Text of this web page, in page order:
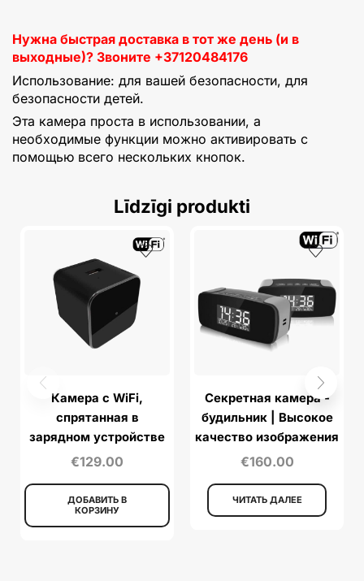
Нужна быстрая доставка в тот же день (и в
выходные)? Звоните +37120484176
Использование: для вашей безопасности, для
безопасности детей.
Эта камера проста в использовании, а
необходимые функции можно активировать с
помощью всего нескольких кнопок.
Līdzīgi produkti
Камера с WiFi,
спрятанная в
зарядном устройстве
€129.00
ДОБАВИТЬ В
КОРЗИНУ
Секретная камера -
будильник | Высокое
качество изображения
| Ночное видение
€160.00
ЧИТАТЬ ДАЛЕЕ